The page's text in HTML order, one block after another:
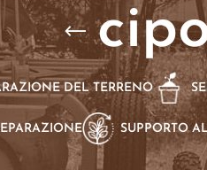
DEL TERRENO
SUPPORTO
“cipolla”